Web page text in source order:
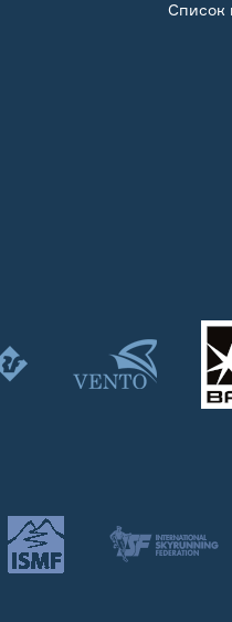
Список